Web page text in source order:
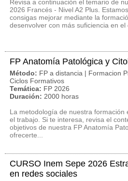
Revisa a continuación el temario de
2026 Francés - Nivel A2 Plus.
consigas mejorar mediante la
desenvolver con más suficiencia en el
FP Anatomía Patológica y
Método: FP a distancia | Formacion
Ciclos Formativos
Temática: FP 2026
Duración: 2000 horas
La metodología de nuestra formación
el trabajo. Si te interesa, revisa el
objetivos de nuestra FP Anatomía
ofrecerte...
CURSO Inem Sepe 2026
en redes sociales